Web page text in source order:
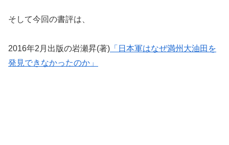
そして今回の書評は、
2016年2月出版の岩瀬昇(著) 「日本軍はなぜ満州大油田を
発見できなかったのか」